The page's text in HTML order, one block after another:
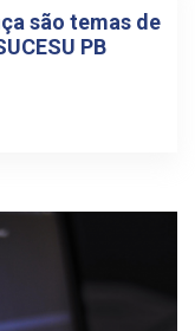
são temas de
PB